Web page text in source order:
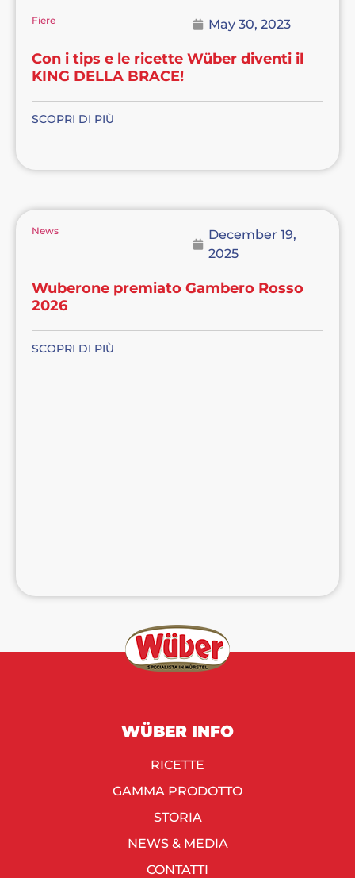
Fiere May 30, 2023
Con i tips e le ricette Wüber diventi il
KING DELLA BRACE!
SCOPRI DI PIÙ
News
December 19,
2025
Wuberone premiato Gambero Rosso
2026
SCOPRI DI PIÙ
WÜBER INFO
RICETTE
GAMMA PRODOTTO
STORIA
NEWS & MEDIA
CONTATTI